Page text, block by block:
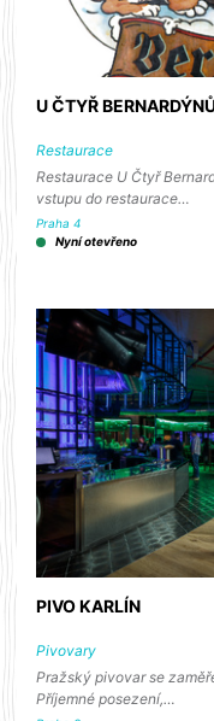
U ČTYŘ
Restaurace
Restaurace U Čtyř
vstupu do restaurace…
Praha 4
Nyní otevřeno
PIVO KARLÍN
Pivovary
Pražský pivovar se
Příjemné posezení,…